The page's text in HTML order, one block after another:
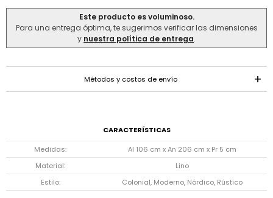
Este producto es voluminoso.
Para una entrega óptima, te sugerimos verificar las dimensiones
y nuestra política de entrega.
Métodos y costos de envío
CARACTERÍSTICAS
Medidas
Al 106 cm x An 206 cm x Pr 5 cm
Material
Lino
Estilo
Colonial, Moderno, Nórdico, Rústico